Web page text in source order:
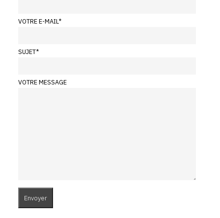
VOTRE E-MAIL*
SUJET*
VOTRE MESSAGE